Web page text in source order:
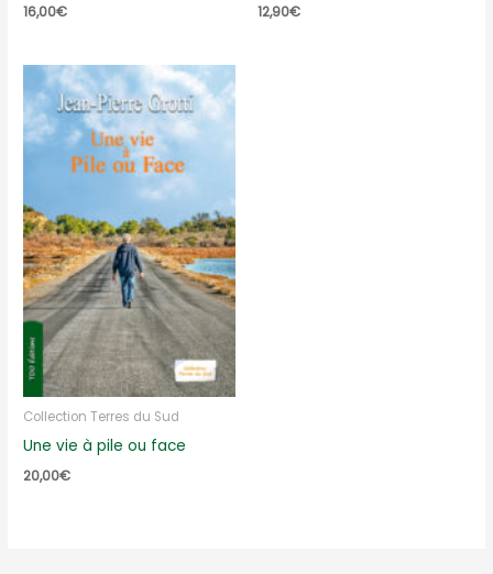
16,00€ 12,90€
Collection Terres du Sud
Une vie à pile ou face
20,00€